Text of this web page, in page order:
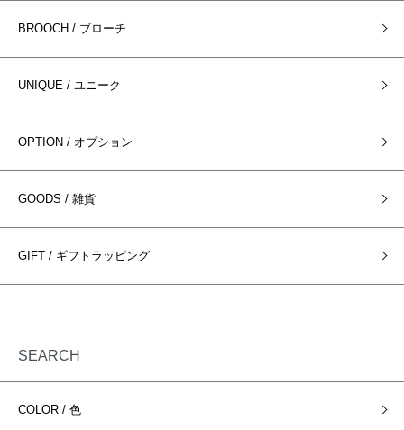
BROOCH / ブローチ
UNIQUE / ユニーク
OPTION / オプション
GOODS / 雑貨
GIFT / ギフトラッピング
SEARCH
COLOR / 色